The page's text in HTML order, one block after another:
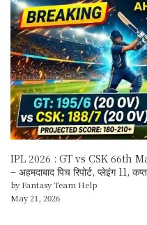
IPL 2026 : GT vs CSK 66th
– अहमदाबाद पिच रिपोर्ट, प्लेइंग
by Fantasy Team Help
May 21, 2026